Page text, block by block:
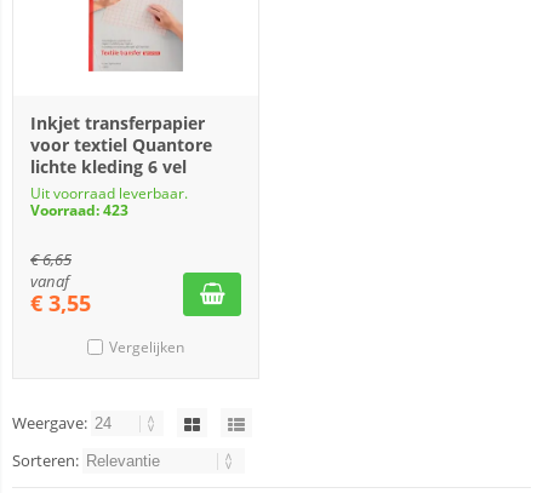
Inkjet transferpapier
voor textiel Quantore
lichte kleding 6 vel
Uit voorraad leverbaar.
Voorraad: 423
€6,65
vanaf
€ 3,55
Vergelijken
Weergave:
Sorteren: